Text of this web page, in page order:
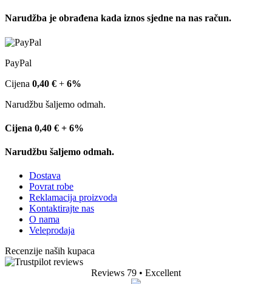
Narudžba je obrađena kada iznos sjedne na nas račun.
PayPal
Cijena 0,40 € + 6%
Narudžbu šaljemo odmah.
Cijena 0,40 € + 6%
Narudžbu šaljemo odmah.
Dostava
Povrat robe
Reklamacija proizvoda
Kontaktirajte nas
O nama
Veleprodaja
Recenzije naših kupaca
Reviews 79 • Excellent